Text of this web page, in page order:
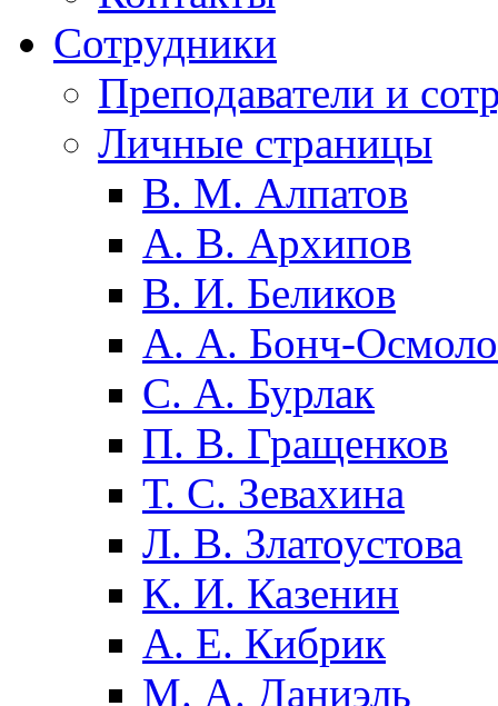
Сотрудники
Преподаватели и
Личные страницы
В. М. Алпатов
А. В. Архипов
В. И. Беликов
А. А. Бонч-
С. А. Бурлак
П. В. Гращенков
Т. С. Зевахина
Л. В. Златоустова
К. И. Казенин
А. Е. Кибрик
М. А. Даниэль